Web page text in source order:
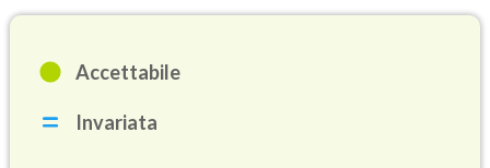
Accettabile
Invariata